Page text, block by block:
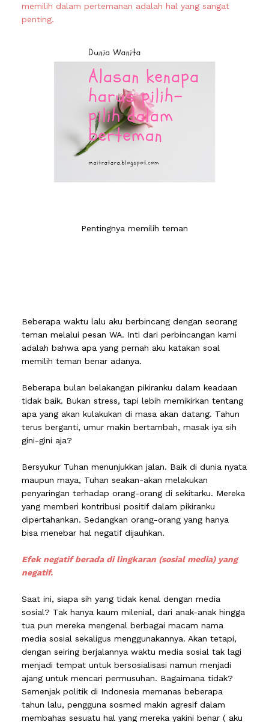
memilih dalam pertemanan adalah hal yang sangat
penting.
Pentingnya memilih teman
Beberapa waktu lalu aku berbincang dengan seorang
teman melalui pesan WA. Inti dari perbincangan kami
adalah bahwa apa yang pernah aku katakan soal
memilih teman benar adanya.
Beberapa bulan belakangan pikiranku dalam keadaan
tidak baik. Bukan stress, tapi lebih memikirkan tentang
apa yang akan kulakukan di masa akan datang. Tahun
terus berganti, umur makin bertambah, masak iya sih
gini-gini aja?
Bersyukur Tuhan menunjukkan jalan. Baik di dunia nyata
maupun maya, Tuhan seakan-akan melakukan
penyaringan terhadap orang-orang di sekitarku. Mereka
yang memberi kontribusi positif dalam pikiranku
dipertahankan. Sedangkan orang-orang yang hanya
bisa menebar hal negatif dijauhkan.
Efek negatif berada di lingkaran (sosial media) yang
negatif.
Saat ini, siapa sih yang tidak kenal dengan media
sosial? Tak hanya kaum milenial, dari anak-anak hingga
tua pun mereka mengenal berbagai macam nama
media sosial sekaligus menggunakannya. Akan tetapi,
dengan seiring berjalannya waktu media sosial tak lagi
menjadi tempat untuk bersosialisasi namun menjadi
ajang untuk mencari permusuhan. Bagaimana tidak?
Semenjak politik di Indonesia memanas beberapa
tahun lalu, pengguna sosmed makin agresif dalam
membahas sesuatu hal yang mereka yakini benar ( aku